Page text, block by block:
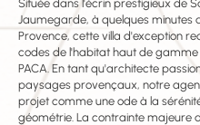
Située dans l'écrin prestigieux de
Jaumegarde, à quelques minutes
Provence, cette villa d'exception
codes de l'habitat haut de gamme
PACA. En tant qu'architecte
paysages provençaux, notre
projet comme une ode à la
géométrie. La contrainte majeure